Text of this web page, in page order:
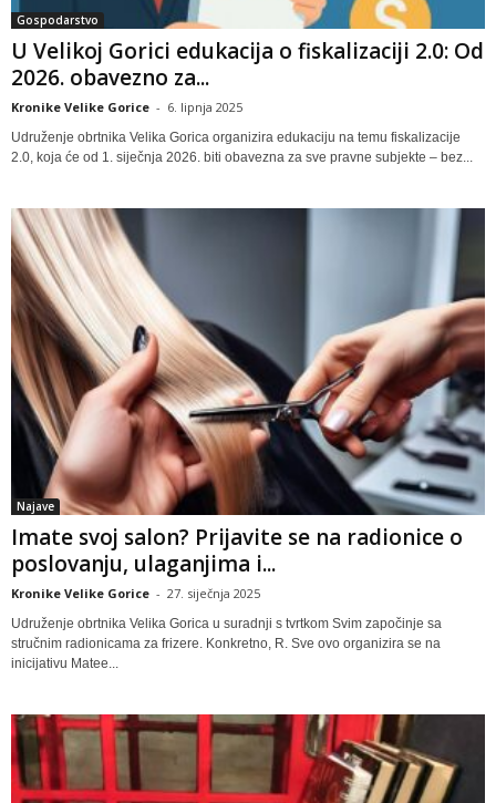
Gospodarstvo
U Velikoj Gorici edukacija o fiskalizaciji 2.0: Od
2026. obavezno za...
Kronike Velike Gorice - 6. lipnja 2025
Udruženje obrtnika Velika Gorica organizira edukaciju na temu fiskalizacije
2.0, koja će od 1. siječnja 2026. biti obavezna za sve pravne subjekte – bez...
Najave
Imate svoj salon? Prijavite se na radionice o
poslovanju, ulaganjima i...
Kronike Velike Gorice - 27. siječnja 2025
Udruženje obrtnika Velika Gorica u suradnji s tvrtkom Svim započinje sa
stručnim radionicama za frizere. Konkretno, R. Sve ovo organizira se na
inicijativu Matee...